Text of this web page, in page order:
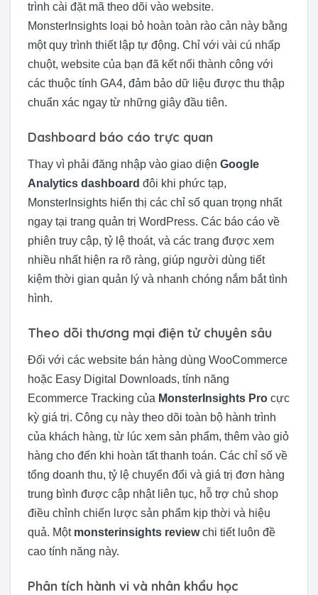
trình cài đặt mã theo dõi vào website.
MonsterInsights loại bỏ hoàn toàn rào cản này bằng
một quy trình thiết lập tự động. Chỉ với vài cú nhấp
chuột, website của bạn đã kết nối thành công với
các thuộc tính GA4, đảm bảo dữ liệu được thu thập
chuẩn xác ngay từ những giây đầu tiên.
Dashboard báo cáo trực quan
Thay vì phải đăng nhập vào giao diện Google
Analytics dashboard đôi khi phức tạp,
MonsterInsights hiển thị các chỉ số quan trọng nhất
ngay tại trang quản trị WordPress. Các báo cáo về
phiên truy cập, tỷ lệ thoát, và các trang được xem
nhiều nhất hiện ra rõ ràng, giúp người dùng tiết
kiệm thời gian quản lý và nhanh chóng nắm bắt tình
hình.
Theo dõi thương mại điện tử chuyên sâu
Đối với các website bán hàng dùng WooCommerce
hoặc Easy Digital Downloads, tính năng
Ecommerce Tracking của MonsterInsights Pro cực
kỳ giá trị. Công cụ này theo dõi toàn bộ hành trình
của khách hàng, từ lúc xem sản phẩm, thêm vào giỏ
hàng cho đến khi hoàn tất thanh toán. Các chỉ số về
tổng doanh thu, tỷ lệ chuyển đổi và giá trị đơn hàng
trung bình được cập nhật liên tục, hỗ trợ chủ shop
điều chỉnh chiến lược sản phẩm kịp thời và hiệu
quả. Một monsterinsights reviewchi tiết luôn đề
cao tính năng này.
Phân tích hành vi và nhân khẩu học